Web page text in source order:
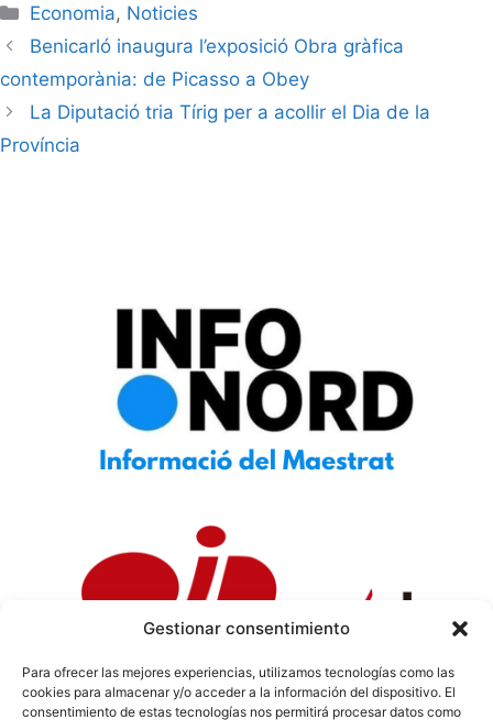
Gestionar consentimiento
Para ofrecer las mejores experiencias, utilizamos tecnologías como las
cookies para almacenar y/o acceder a la información del dispositivo. El
consentimiento de estas tecnologías nos permitirá procesar datos como
Economia, Noticies
Benicarló inaugura l’exposició Obra gràfica
contemporània: de Picasso a Obey
La Diputació tria Tírig per a acollir el Dia de la
Província
Política de Privacidad| Política de Cookies|Aviso